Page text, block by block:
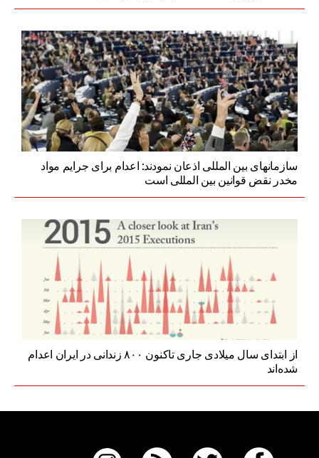
سازمانهای بین المللی اذعان نمودند: اعدام برای جرایم مواد
مخدر نقض قوانین بین المللی است
از ابتدای سال میلادی جاری تاکنون ۸۰۰ زندانی در ایران اعدام
شده‌اند